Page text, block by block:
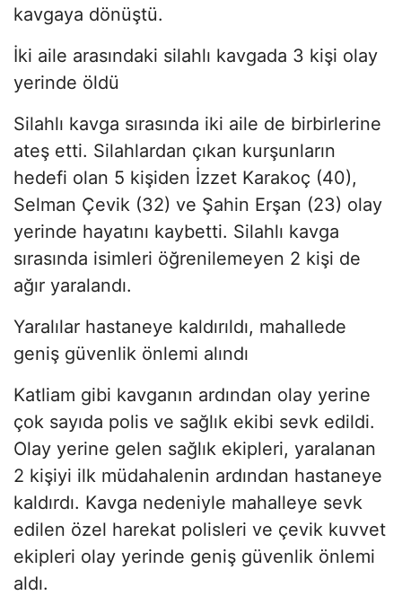
kavgaya dönüştü.
İki aile arasındaki silahlı kavgada 3 kişi olay
yerinde öldü
Silahlı kavga sırasında iki aile de birbirlerine
ateş etti. Silahlardan çıkan kurşunların
hedefi olan 5 kişiden İzzet Karakoç (40),
Selman Çevik (32) ve Şahin Erşan (23) olay
yerinde hayatını kaybetti. Silahlı kavga
sırasında isimleri öğrenilemeyen 2 kişi de
ağır yaralandı.
Yaralılar hastaneye kaldırıldı, mahallede
geniş güvenlik önlemi alındı
Katliam gibi kavganın ardından olay yerine
çok sayıda polis ve sağlık ekibi sevk edildi.
Olay yerine gelen sağlık ekipleri, yaralanan
2 kişiyi ilk müdahalenin ardından hastaneye
kaldırdı. Kavga nedeniyle mahalleye sevk
edilen özel harekat polisleri ve çevik kuvvet
ekipleri olay yerinde geniş güvenlik önlemi
aldı.